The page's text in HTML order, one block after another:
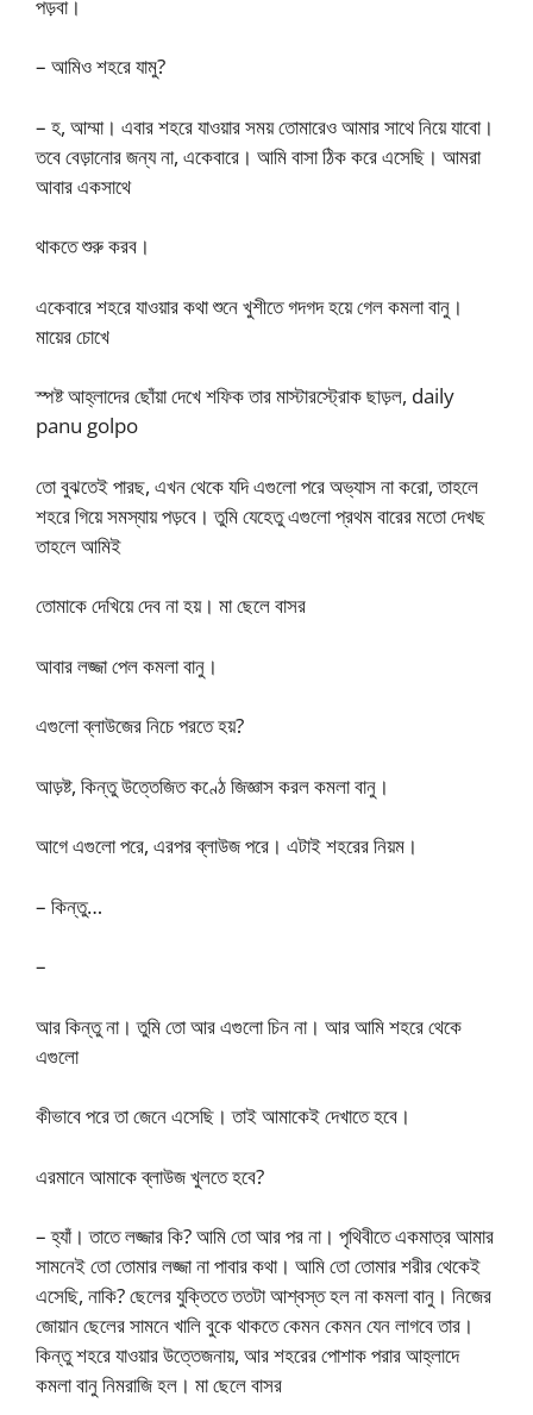
পড়বা।
– আমিও শহরে যামু?
– হ, আম্মা। এবার শহরে যাওয়ার সময় তোমারেও আমার সাথে নিয়ে যাবো।
তবে বেড়ানোর জন্য না, একেবারে। আমি বাসা ঠিক করে এসেছি। আমরা
আবার একসাথে
থাকতে শুরু করব।
একেবারে শহরে যাওয়ার কথা শুনে খুশীতে গদগদ হয়ে গেল কমলা বানু।
মায়ের চোখে
স্পষ্ট আহ্লাদের ছোঁয়া দেখে শফিক তার মাস্টারস্ট্রোক ছাড়ল, daily
panu golpo
তো বুঝতেই পারছ, এখন থেকে যদি এগুলো পরে অভ্যাস না করো, তাহলে
শহরে গিয়ে সমস্যায় পড়বে। তুমি যেহেতু এগুলো প্রথম বারের মতো দেখছ
তাহলে আমিই
তোমাকে দেখিয়ে দেব না হয়। মা ছেলে বাসর
আবার লজ্জা পেল কমলা বানু।
এগুলো ব্লাউজের নিচে পরতে হয়?
আড়ষ্ট, কিন্তু উত্তেজিত কণ্ঠে জিজ্ঞাস করল কমলা বানু।
আগে এগুলো পরে, এরপর ব্লাউজ পরে। এটাই শহরের নিয়ম।
– কিন্তু…
–
আর কিন্তু না। তুমি তো আর এগুলো চিন না। আর আমি শহরে থেকে
এগুলো
কীভাবে পরে তা জেনে এসেছি। তাই আমাকেই দেখাতে হবে।
এরমানে আমাকে ব্লাউজ খুলতে হবে?
– হ্যাঁ। তাতে লজ্জার কি? আমি তো আর পর না। পৃথিবীতে একমাত্র আমার
সামনেই তো তোমার লজ্জা না পাবার কথা। আমি তো তোমার শরীর থেকেই
এসেছি, নাকি? ছেলের যুক্তিতে ততটা আশ্বস্ত হল না কমলা বানু। নিজের
জোয়ান ছেলের সামনে খালি বুকে থাকতে কেমন কেমন যেন লাগবে তার।
কিন্তু শহরে যাওয়ার উত্তেজনায়, আর শহরের পোশাক পরার আহ্লাদে
কমলা বানু নিমরাজি হল। মা ছেলে বাসর